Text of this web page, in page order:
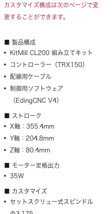
カスタマイズ構成は次のページで変
更することができます。
■ 製品構成
KitMill CL200 組み立てキット
コントローラー（TRX150）
配線用ケーブル
制御用ソフトウェア
（EdingCNC V4）
■ ストローク
X軸：355.4mm
Y軸：204.8mm
Z軸：80.4mm
■ モーター定格出力
35W
■ カスタマイズ
セットスクリュー式スピンドル